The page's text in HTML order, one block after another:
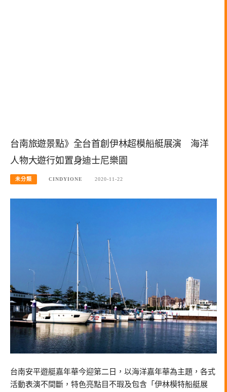
台南旅遊景點》全台首創伊林超模船艇展演 海洋
人物大遊行如置身迪士尼樂園
未分類 CINDYIONE 2020-11-22
台南安平遊艇嘉年華今迎第二日，以海洋嘉年華為主題，各式
活動表演不間斷，特色亮點目不瑕及包含「伊林模特船艇展